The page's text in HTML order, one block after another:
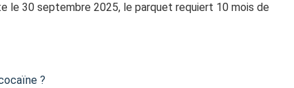
le 30 septembre 2025, le parquet requiert 10 mois de
?